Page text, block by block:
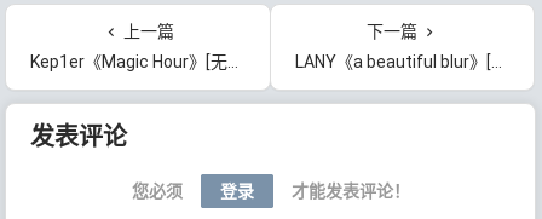
上一篇
Kep1er《Magic Hour》[无损FLAC/MP3/236MB]百度云网盘下载
下一篇
LANY《a beautiful blur》[无损FLAC/MP3/410MB]百度云网盘下载
文章导航
发表评论
您必须 登录 才能发表评论！